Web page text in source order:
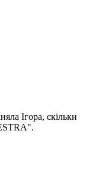
Ігора, скільки